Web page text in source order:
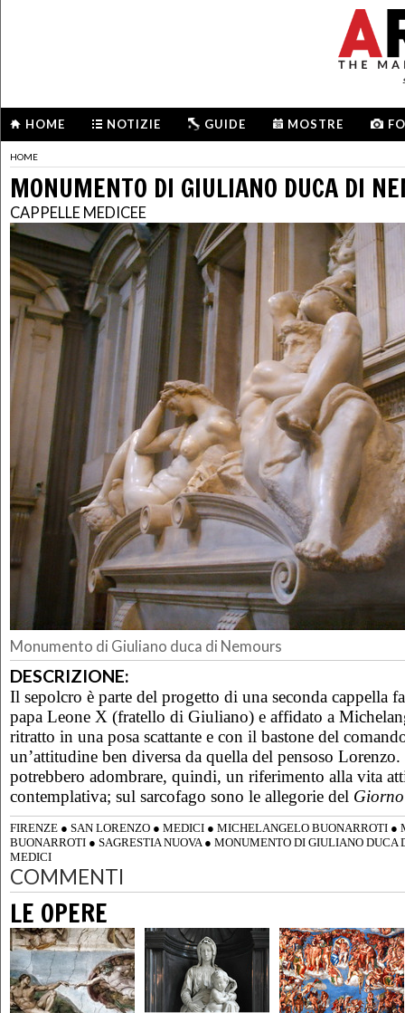
HOME NOTIZIE GUIDE MOSTRE
HOME
MONUMENTO DI GIULIANO DUCA DI
CAPPELLE MEDICEE
Monumento di Giuliano duca di Nemours
DESCRIZIONE:
Il sepolcro è parte del progetto di una seconda cappella
papa Leone X (fratello di Giuliano) e affidato a
ritratto in una posa scattante e con il bastone del
un’attitudine ben diversa da quella del pensoso
potrebbero adombrare, quindi, un riferimento alla vita
contemplativa; sul sarcofago sono le allegorie del Giorno
FIRENZE ● SAN LORENZO ● MEDICI ● MICHELANGELO BUONARROTI ●
BUONARROTI ● SAGRESTIA NUOVA● MONUMENTO DI GIULIANO DUCA
MEDICI
COMMENTI
LE OPERE